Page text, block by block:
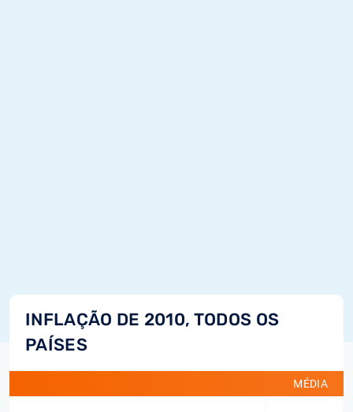
INFLAÇÃO DE 2010, TODOS OS
PAÍSES
MÉDIA